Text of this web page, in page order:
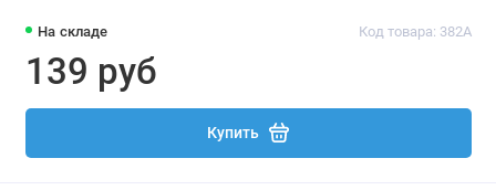
На складе Код товара: 382A
139 руб
Купить